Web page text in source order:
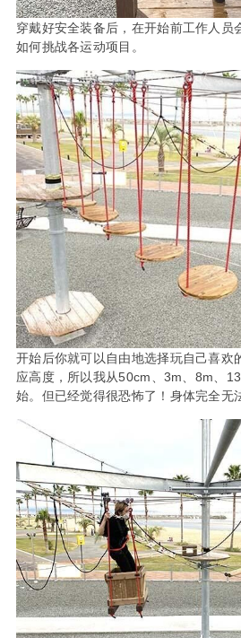
穿戴好安全装备后，在开始前工作人员
如何挑战各运动项目。
开始后你就可以自由地选择玩自己喜欢
应高度，所以我从50cm、3m、8m、
始。但已经觉得很恐怖了！身体完全无